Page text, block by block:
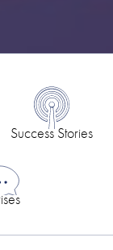
Success Stories